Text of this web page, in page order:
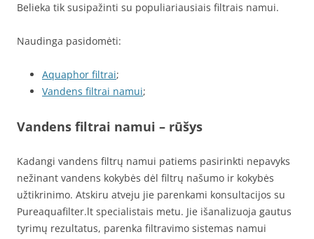
Belieka tik susipažinti su populiariausiais filtrais namui.
Naudinga pasidomėti:
Aquaphor filtrai;
Vandens filtrai namui;
Vandens filtrai namui – rūšys
Kadangi vandens filtrų namui patiems pasirinkti nepavyks
nežinant vandens kokybės dėl filtrų našumo ir kokybės
užtikrinimo. Atskiru atveju jie parenkami konsultacijos su
Pureaquafilter.lt specialistais metu. Jie išanalizuoja gautus
tyrimų rezultatus, parenka filtravimo sistemas namui